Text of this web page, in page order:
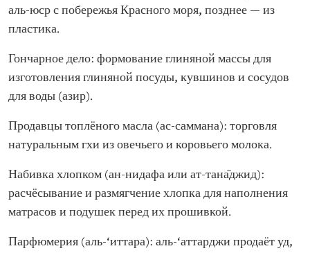
аль-юср с побережья Красного моря, позднее — из
пластика.
Гончарное дело: формование глиняной массы для
изготовления глиняной посуды, кувшинов и сосудов
для воды (азир).
Продавцы топлёного масла (ас-саммана): торговля
натуральным гхи из овечьего и коровьего молока.
Набивка хлопком (ан-нидафа или ат-тана̄джид):
расчёсывание и размягчение хлопка для наполнения
матрасов и подушек перед их прошивкой.
Парфюмерия (аль-‘иттара): аль-‘аттарджи продаёт уд,